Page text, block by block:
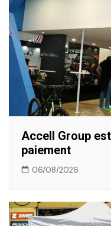
Accell Group
paiement
06/08/2026